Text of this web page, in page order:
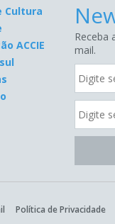
Cultura
ACCIE
Receba
mail.
Política de Privacidade